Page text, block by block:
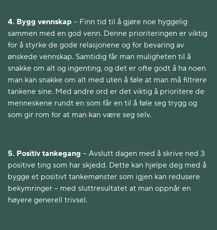
4. Bygg vennskap – Finn tid til å gjøre noe hyggelig
sammen med en god venn. Denne prioriteringen er viktig
for å styrke de gode relasjonene og for bevaring av
ønskede vennskap. Samtidig får man muligheten til å
snakke om alt og ingenting, og det er ofte godt å ha noen
man kan snakke om alt med uten å føle at man må filtrere
tankene sine. Med andre ord er det viktig å prioritere de
menneskene rundt en som får en til å føle seg trygg og
som gir rom for at man kan være seg selv.
5. Positiv tankegang – Avslutt dagen med å skrive ned 3
positive ting som har skjedd. Dette kan hjelpe deg med å
bygge et positivt tankemønster som igjen kan redusere
bekymringer – med sluttresultatet at man oppnår en
høyere generell trivsel.